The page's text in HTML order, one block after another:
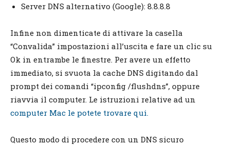
Server DNS alternativo (Google): 8.8.8.8
Infine non dimenticate di attivare la casella
“Convalida” impostazioni all’uscita e fare un clic su
Ok in entrambe le finestre. Per avere un effetto
immediato, si svuota la cache DNS digitando dal
prompt dei comandi “ipconfig /flushdns”, oppure
riavvia il computer. Le istruzioni relative ad un
computer Mac le potete trovare qui.
Questo modo di procedere con un DNS sicuro